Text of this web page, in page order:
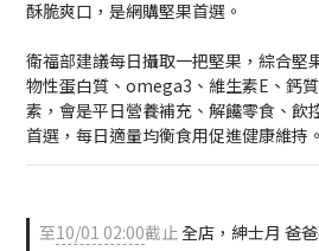
酥脆爽口，是網購堅果首選。
衛福部建議每日攝取一把堅果，綜合堅
物性蛋白質、omega3、維生素E、鈣
素，會是平日營養補充、解饞零食、飲
首選，每日適量均衡食用促進健康維持。
至10/01 02:00截止全店，紳士月 爸